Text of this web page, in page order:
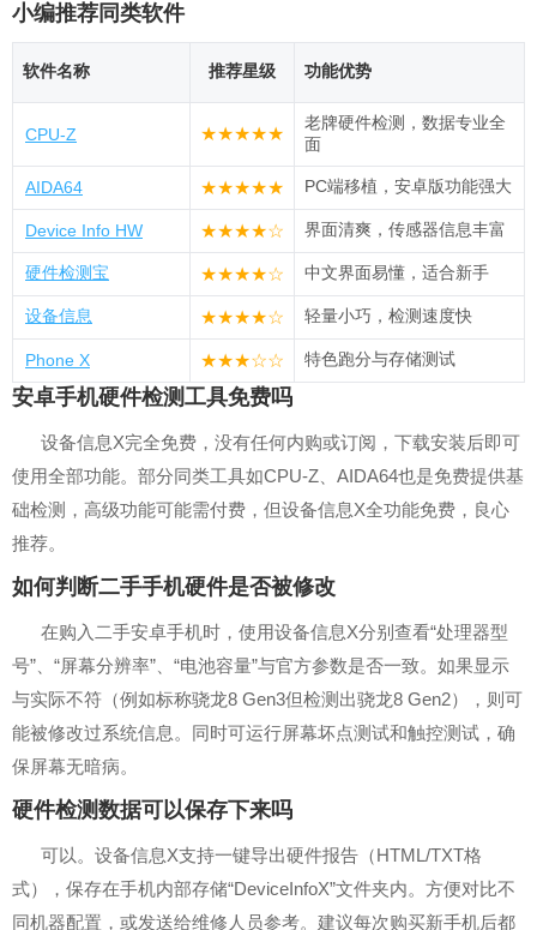
小编推荐同类软件
软件名称 推荐星级 功能优势
CPU‑Z ★★★★★
老牌硬件检测，数据专业全
面
AIDA64 ★★★★★ PC端移植，安卓版功能强大
Device Info HW ★★★★☆ 界面清爽，传感器信息丰富
硬件检测宝 ★★★★☆ 中文界面易懂，适合新手
设备信息 ★★★★☆ 轻量小巧，检测速度快
Phone X ★★★☆☆ 特色跑分与存储测试
安卓手机硬件检测工具免费吗
设备信息X完全免费，没有任何内购或订阅，下载安装后即可
使用全部功能。部分同类工具如CPU‑Z、AIDA64也是免费提供基
础检测，高级功能可能需付费，但设备信息X全功能免费，良心
推荐。
如何判断二手手机硬件是否被修改
在购入二手安卓手机时，使用设备信息X分别查看“处理器型
号”、“屏幕分辨率”、“电池容量”与官方参数是否一致。如果显示
与实际不符（例如标称骁龙8 Gen3但检测出骁龙8 Gen2），则可
能被修改过系统信息。同时可运行屏幕坏点测试和触控测试，确
保屏幕无暗病。
硬件检测数据可以保存下来吗
可以。设备信息X支持一键导出硬件报告（HTML/TXT格
式），保存在手机内部存储“DeviceInfoX”文件夹内。方便对比不
同机器配置，或发送给维修人员参考。建议每次购买新手机后都